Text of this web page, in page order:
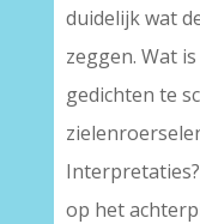
duidelijk wat
zeggen. Wat
gedichten te
op het